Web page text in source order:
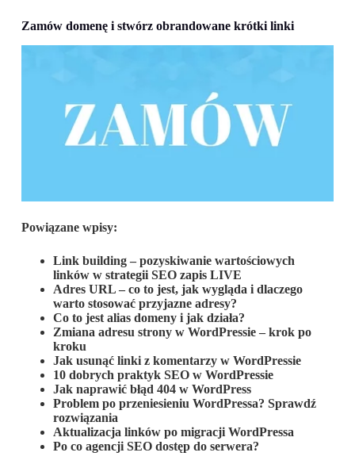
Zamów domenę i stwórz obrandowane krótki linki
Powiązane wpisy:
Link building – pozyskiwanie wartościowych
linków w strategii SEO zapis LIVE
Adres URL – co to jest, jak wygląda i dlaczego
warto stosować przyjazne adresy?
Co to jest alias domeny i jak działa?
Zmiana adresu strony w WordPressie – krok po
kroku
Jak usunąć linki z komentarzy w WordPressie
10 dobrych praktyk SEO w WordPressie
Jak naprawić błąd 404 w WordPress
Problem po przeniesieniu WordPressa? Sprawdź
rozwiązania
Aktualizacja linków po migracji WordPressa
Po co agencji SEO dostęp do serwera?